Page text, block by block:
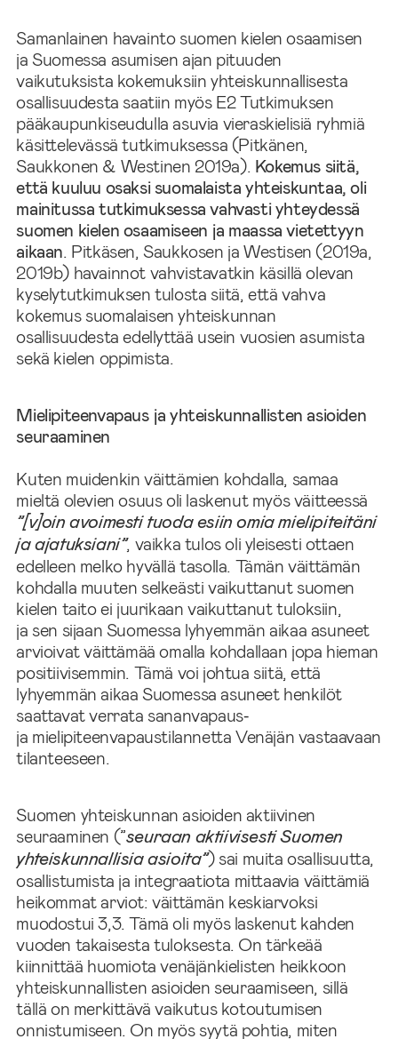
Samanlainen havainto suomen kielen osaamisen
ja Suomessa asumisen ajan pituuden
vaikutuksista kokemuksiin yhteiskunnallisesta
osallisuudesta saatiin myös E2 Tutkimuksen
pääkaupunkiseudulla asuvia vieraskielisiä ryhmiä
käsittelevässä tutkimuksessa (Pitkänen,
Saukkonen & Westinen 2019a). Kokemus siitä,
että kuuluu osaksi suomalaista yhteiskuntaa, oli
mainitussa tutkimuksessa vahvasti yhteydessä
suomen kielen osaamiseen ja maassa vietettyyn
aikaan. Pitkäsen, Saukkosen ja Westisen (2019a,
2019b) havainnot vahvistavatkin käsillä olevan
kyselytutkimuksen tulosta siitä, että vahva
kokemus suomalaisen yhteiskunnan
osallisuudesta edellyttää usein vuosien asumista
sekä kielen oppimista.
Mielipiteenvapaus ja yhteiskunnallisten asioiden
seuraaminen
Kuten muidenkin väittämien kohdalla, samaa
mieltä olevien osuus oli laskenut myös väitteessä
”[v]oin avoimesti tuoda esiin omia mielipiteitäni
ja ajatuksiani”, vaikka tulos oli yleisesti ottaen
edelleen melko hyvällä tasolla. Tämän väittämän
kohdalla muuten selkeästi vaikuttanut suomen
kielen taito ei juurikaan vaikuttanut tuloksiin,
ja sen sijaan Suomessa lyhyemmän aikaa asuneet
arvioivat väittämää omalla kohdallaan jopa hieman
positiivisemmin. Tämä voi johtua siitä, että
lyhyemmän aikaa Suomessa asuneet henkilöt
saattavat verrata sananvapaus‑
ja mielipiteenvapaustilannetta Venäjän vastaavaan
tilanteeseen.
Suomen yhteiskunnan asioiden aktiivinen
seuraaminen (”seuraan aktiivisesti Suomen
yhteiskunnallisia asioita”) sai muita osallisuutta,
osallistumista ja integraatiota mittaavia väittämiä
heikommat arviot: väittämän keskiarvoksi
muodostui 3,3. Tämä oli myös laskenut kahden
vuoden takaisesta tuloksesta. On tärkeää
kiinnittää huomiota venäjänkielisten heikkoon
yhteiskunnallisten asioiden seuraamiseen, sillä
tällä on merkittävä vaikutus kotoutumisen
onnistumiseen. On myös syytä pohtia, miten